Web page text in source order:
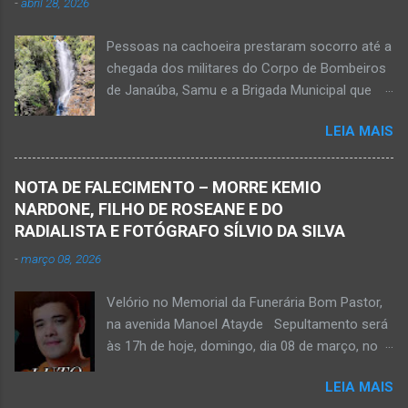
do Suporte Aéreo Avançado de Vida (SAAV)
para unidade hospi...
-abril 28, 2026
Pessoas na cachoeira prestaram socorro até a
chegada dos militares do Corpo de Bombeiros
de Janaúba, Samu e a Brigada Municipal que
resistiu e foi a óbito Foto álbum pessoal Kauan
Pereira Alves publicou em sua rede social a
foto em que apreciava a Cachoeira Maria Rosa,
em Mato Verde, pouco tempo antes de se
afogar e depois vir a óbito nesta terça-feira, dia
socorrem estudante que se afogou em
cachoeira em Mato Verde nesta terça-feira, dia
28 de abril de 2026. Adolescente não resistiu e
– O que seria um dia de lazer, de conhecimento
LEIA MAIS
NOTA DE FALECIMENTO – MORRE KEMIO
NARDONE, FILHO DE ROSEANE E DO
RADIALISTA E FOTÓGRAFO SÍLVIO DA SILVA
-março 08, 2026
Velório no Memorial da Funerária Bom Pastor,
na avenida Manoel Atayde Sepultamento será
às 17h de hoje, domingo, dia 08 de março, no
da rodovia MG-401, saída de Janaúba paraLEIA MAIS